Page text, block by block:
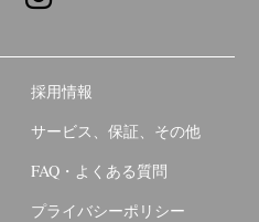
採用情報
サービス、保証、その他
FAQ・よくある質問
プライバシーポリシー